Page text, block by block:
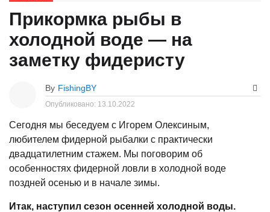
Прикормка рыбы в
холодной воде — на
заметку фидеристу
By FishingBY
Опубликовано: 13.10.2022
Сегодня мы беседуем с Игорем Олексиным,
любителем фидерной рыбалки с практически
двадцатилетним стажем. Мы поговорим об
особенностях фидерной ловли в холодной воде
поздней осенью и в начале зимы.
Итак, наступил сезон осенней холодной воды.